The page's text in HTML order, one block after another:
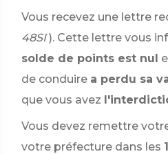
Vous recevez une lettre
48SI ). Cette lettre vous
solde de points est nul
de conduire a perdu sa
que vous avez
Vous devez remettre
votre préfecture dans les